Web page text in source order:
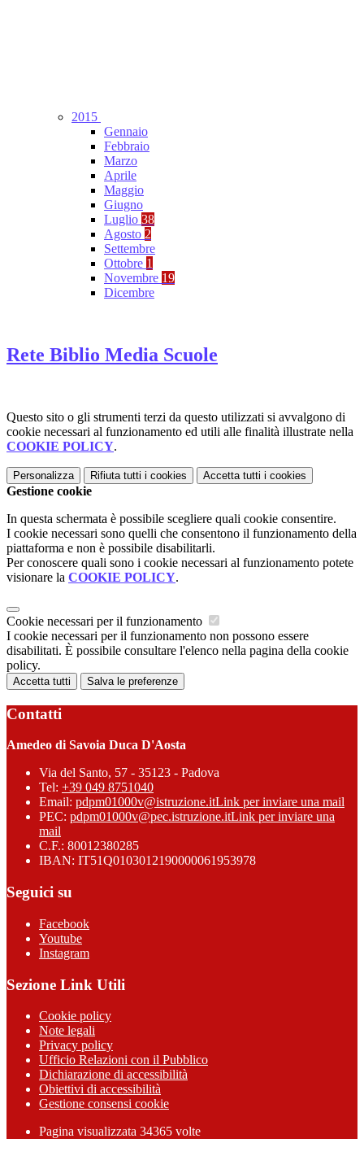
2015
Gennaio
Febbraio
Marzo
Aprile
Maggio
Giugno
Luglio 38
Agosto 2
Settembre
Ottobre 1
Novembre 19
Dicembre
Rete Biblio Media Scuole
Questo sito o gli strumenti terzi da questo utilizzati si avvalgono di
cookie necessari al funzionamento ed utili alle finalità illustrate nella
COOKIE POLICY.
Personalizza Rifiuta tutti i cookies Accetta tutti i cookies
Gestione cookie
In questa schermata è possibile scegliere quali cookie consentire.
I cookie necessari sono quelli che consentono il funzionamento della
piattaforma e non è possibile disabilitarli.
Per conoscere quali sono i cookie necessari al funzionamento potete
visionare la COOKIE POLICY.
Cookie necessari per il funzionamento
I cookie necessari per il funzionamento non possono essere
disabilitati. È possibile consultare l'elenco nella pagina della cookie
policy.
Accetta tutti Salva le preferenze
Contatti
Amedeo di Savoia Duca D'Aosta
Via del Santo, 57 - 35123 - Padova
Tel: +39 049 8751040
Email: pdpm01000v@istruzione.itLink per inviare una mail
PEC: pdpm01000v@pec.istruzione.itLink per inviare una
mail
C.F.: 80012380285
IBAN: IT51Q0103012190000061953978
Seguici su
Facebook
Youtube
Instagram
Sezione Link Utili
Cookie policy
Note legali
Privacy policy
Ufficio Relazioni con il Pubblico
Dichiarazione di accessibilità
Obiettivi di accessibilità
Gestione consensi cookie
Pagina visualizzata 34365 volte